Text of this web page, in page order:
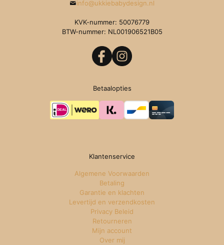
info@ukkiebabydesign.nl
KVK-nummer: 50076779
BTW-nummer: NL001906521B05
Betaalopties
Klantenservice
Algemene Voorwaarden
Betaling
Garantie en klachten
Levertijd en verzendkosten
Privacy Beleid
Retourneren
Mijn account
Over mij